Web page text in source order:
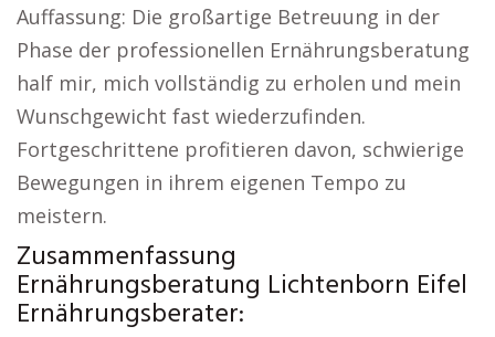
Auffassung: Die großartige Betreuung in der
Phase der professionellen Ernährungsberatung
half mir, mich vollständig zu erholen und mein
Wunschgewicht fast wiederzufinden.
Fortgeschrittene profitieren davon, schwierige
Bewegungen in ihrem eigenen Tempo zu
meistern.
Zusammenfassung
Ernährungsberatung Lichtenborn Eifel
Ernährungsberater: